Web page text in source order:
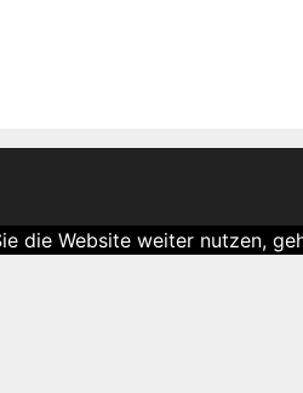
die Website weiter nutzen,